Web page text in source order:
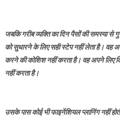
जबकि गरीब व्यक्ति का दिन पैसों की समस्या से
को सुधारने के लिए सही स्टेप नहीं लेता है।
करने की कोशिश नहीं करता है। वह अपने लिए
नहीं करता है।
उसके पास कोई भी फाइनेंशियल प्लानिंग नहीं